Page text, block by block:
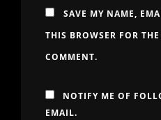
SAVE MY NAME,
THIS BROWSER FOR
COMMENT.
NOTIFY ME OF
EMAIL.